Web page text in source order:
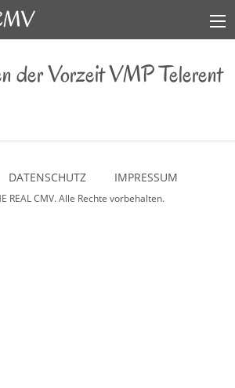
der Vorzeit VMP Telerent
DATENSCHUTZ IMPRESSUM
REAL CMV. Alle Rechte vorbehalten.